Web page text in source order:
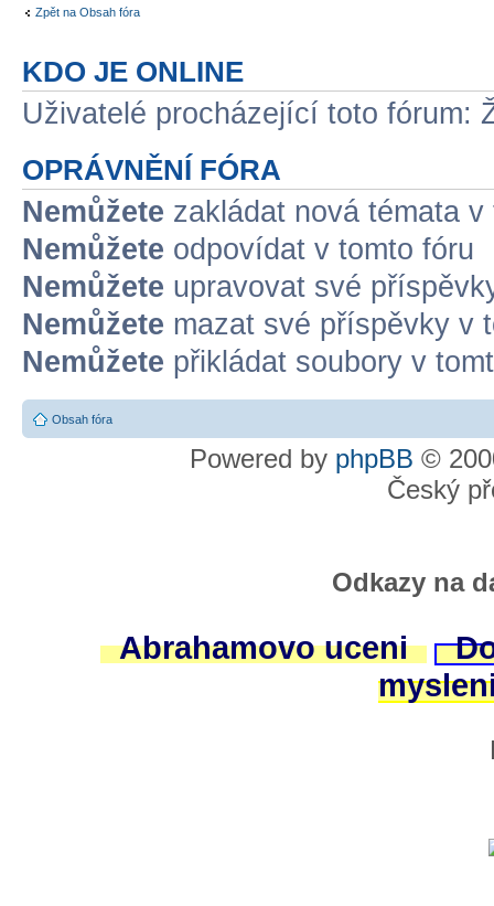
Zpět na Obsah fóra
KDO JE ONLINE
Uživatelé procházející toto fórum:
OPRÁVNĚNÍ FÓRA
Nemůžete zakládat nová témata v
Nemůžete odpovídat v tomto fóru
Nemůžete upravovat své
Nemůžete mazat své příspěvky v
Nemůžete přikládat soubory v
Obsah fóra
Powered by phpBB ©
Český
Odkazy na
Abrahamovo uceni